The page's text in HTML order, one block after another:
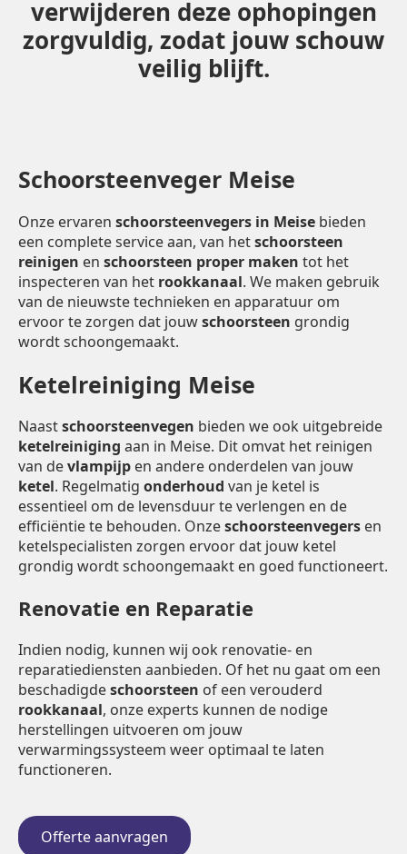
verwijderen deze ophopingen
zorgvuldig, zodat jouw schouw
veilig blijft.
Schoorsteenveger Meise
Onze ervaren schoorsteenvegers in Meise bieden
een complete service aan, van hetschoorsteen
reinigen en schoorsteen proper maken tot het
inspecteren van het rookkanaal. We maken gebruik
van de nieuwste technieken en apparatuur om
ervoor te zorgen dat jouwschoorsteen grondig
wordt schoongemaakt.
Ketelreiniging Meise
Naastschoorsteenvegen bieden we ook uitgebreide
ketelreiniging aan in Meise. Dit omvat het reinigen
van devlampijp en andere onderdelen van jouw
ketel. Regelmatig onderhoud van je ketel is
essentieel om de levensduur te verlengen en de
efficiëntie te behouden. Onzeschoorsteenvegers en
ketelspecialisten zorgen ervoor dat jouw ketel
grondig wordt schoongemaakt en goed functioneert.
Renovatie en Reparatie
Indien nodig, kunnen wij ook renovatie- en
reparatiediensten aanbieden. Of het nu gaat om een
beschadigdeschoorsteen of een verouderd
rookkanaal, onze experts kunnen de nodige
herstellingen uitvoeren om jouw
verwarmingssysteem weer optimaal te laten
functioneren.
Offerte aanvragen